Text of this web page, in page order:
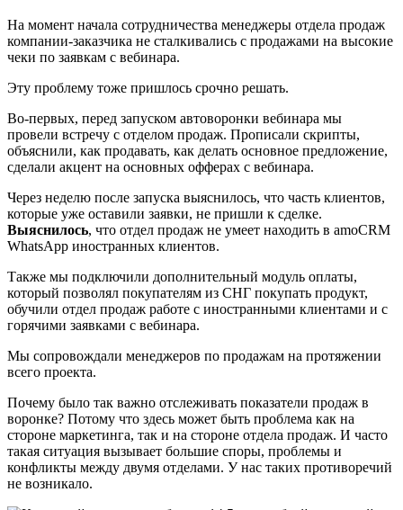
На момент начала сотрудничества менеджеры отдела продаж
компании-заказчика не сталкивались с продажами на высокие
чеки по заявкам с вебинара.
Эту проблему тоже пришлось срочно решать.
Во-первых, перед запуском автоворонки вебинара мы
провели встречу с отделом продаж. Прописали скрипты,
объяснили, как продавать, как делать основное предложение,
сделали акцент на основных офферах с вебинара.
Через неделю после запуска выяснилось, что часть клиентов,
которые уже оставили заявки, не пришли к сделке.
Выяснилось, что отдел продаж не умеет находить в amoCRM
WhatsApp иностранных клиентов.
Также мы подключили дополнительный модуль оплаты,
который позволял покупателям из СНГ покупать продукт,
обучили отдел продаж работе с иностранными клиентами и с
горячими заявками с вебинара.
Мы сопровождали менеджеров по продажам на протяжении
всего проекта.
Почему было так важно отслеживать показатели продаж в
воронке? Потому что здесь может быть проблема как на
стороне маркетинга, так и на стороне отдела продаж. И часто
такая ситуация вызывает большие споры, проблемы и
конфликты между двумя отделами. У нас таких противоречий
не возникало.